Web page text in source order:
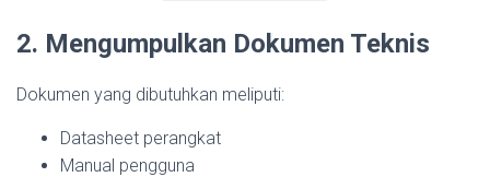
2. Mengumpulkan Dokumen Teknis
Dokumen yang dibutuhkan meliputi:
Datasheet perangkat
Manual pengguna